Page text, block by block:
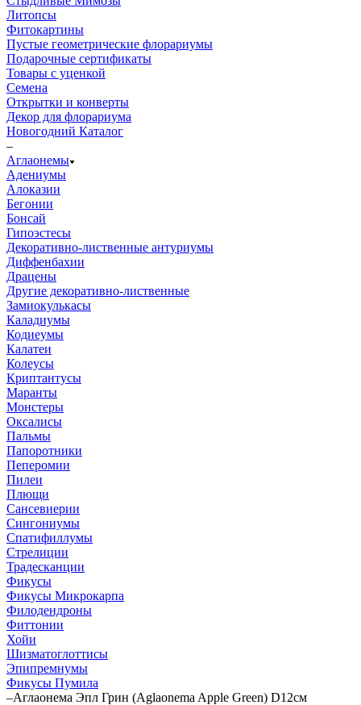
Литопсы
Фитокартины
Пустые геометрические флорариумы
Подарочные сертификаты
Товары с уценкой
Семена
Открытки и конверты
Декор для флорариума
Новогодний Каталог
–
Аглаонемы
Адениумы
Алоказии
Бегонии
Бонсай
Гипоэстесы
Декоративно-лиственные антуриумы
Диффенбахии
Драцены
Другие декоративно-лиственные
Замиокулькасы
Каладиумы
Кодиеумы
Калатеи
Колеусы
Криптантусы
Маранты
Монстеры
Оксалисы
Пальмы
Папоротники
Пеперомии
Пилеи
Плющи
Сансевиерии
Сингониумы
Спатифиллумы
Стрелиции
Традесканции
Фикусы
Фикусы Микрокарпа
Филодендроны
Фиттонии
Хойи
Шизматоглоттисы
Эпипремнумы
Фикусы Пумила
–Аглаонема Эпл Грин (Aglaonema Apple Green) D12см